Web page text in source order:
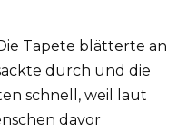
Tapete blätterte an
durch und die
schnell, weil laut
davor